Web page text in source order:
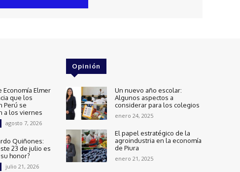
Economía Elmer
que los
Perú se
a los viernes
agosto 7, 2026
Quiñones:
23 de julio es
honor?
julio 21, 2026
Opinión
Un nuevo año escolar:
Algunos aspectos a
considerar para los colegios
enero 24, 2025
El papel estratégico de la
agroindustria en la economía
de Piura
enero 21, 2025